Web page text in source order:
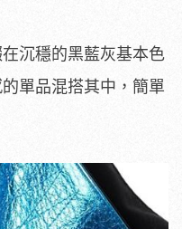
沉穩的黑藍灰基本色
單品混搭其中，簡單